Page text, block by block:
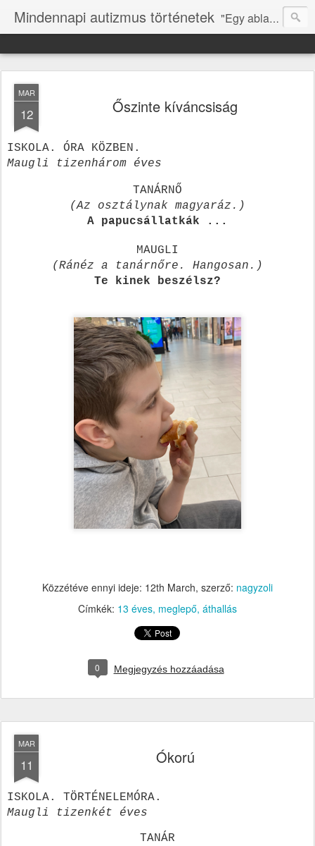
Mindennapi autizmus történetek "Egy ablakot kell nyitni, hogy tudja, mi is itt vagyunk." (N.ZS.)
MAR
12 Őszinte kíváncsiság
ISKOLA. ÓRA KÖZBEN.
Maugli tizenhárom éves
TANÁRNŐ
(Az osztálynak magyaráz.)
A papucsállatkák ...
MAUGLI
(Ránéz a tanárnőre. Hangosan.)
Te kinek beszélsz?
Közzétéve ennyi ideje: 12th March, szerző: nagyzoli
Címkék: 13 éves meglepő áthallás
0 Megjegyzés hozzáadása
MAR
11 Ókorú
ISKOLA. TÖRTÉNELEMÓRA.
Maugli tizenkét éves
TANÁR